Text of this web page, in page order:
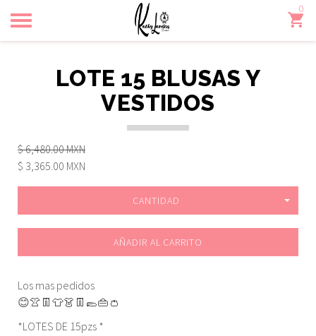
Toggle
navigation
0
LOTE 15 BLUSAS Y
VESTIDOS
$ 6,480.00 MXN
$ 3,365.00 MXN
CANTIDAD
AÑADIR AL CARRITO
Los mas pedidos
😊👚👖👕👗👖🥿👜👛
*LOTES DE 15pzs *